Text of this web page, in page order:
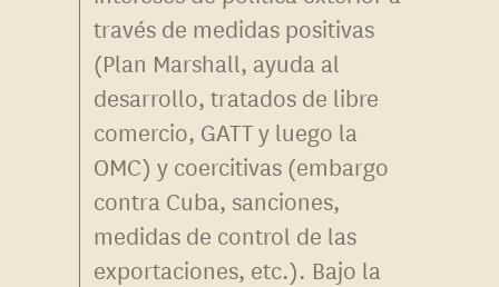
través de medidas positivas
(Plan Marshall, ayuda al
desarrollo, tratados de libre
comercio, GATT y luego la
OMC) y coercitivas (embargo
contra Cuba, sanciones,
medidas de control de las
exportaciones, etc.). Bajo la